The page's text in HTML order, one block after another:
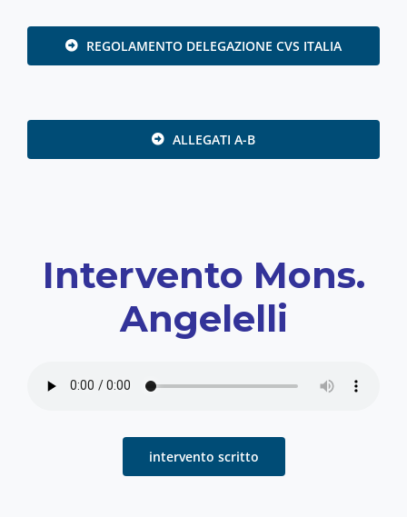
REGOLAMENTO DELEGAZIONE CVS ITALIA
ALLEGATI A-B
Intervento Mons.
Angelelli
intervento scritto